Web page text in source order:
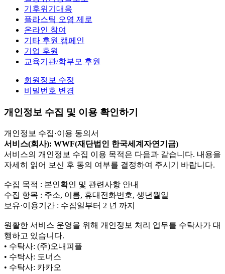
기후위기대응
플라스틱 오염 제로
온라인 참여
기타 후원 캠페인
기업 후원
교육기관/학부모 후원
회원정보 수정
비밀번호 변경
개인정보 수집 및 이용 확인하기
개인정보 수집·이용 동의서
서비스(회사): WWF(재단법인 한국세계자연기금)
서비스의 개인정보 수집 이용 목적은 다음과 같습니다. 내용을
자세히 읽어 보신 후 동의 여부를 결정하여 주시기 바랍니다.
수집 목적 : 본인확인 및 관련사항 안내
수집 항목 : 주소, 이름, 휴대전화번호, 생년월일
보유·이용기간 : 수집일부터 2 년 까지
원활한 서비스 운영을 위해 개인정보 처리 업무를 수탁사가 대
행하고 있습니다.
• 수탁사: (주)오내피플
• 수탁사: 도너스
• 수탁사: 카카오